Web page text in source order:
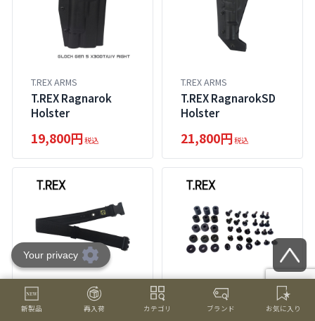
T.REX ARMS
T.REX Ragnarok
Holster
19,800円税込
T.REX ARMS
T.REX RagnarokSD
Holster
21,800円税込
T.REX ARMS
T.REX Thigh Strap
T.REX ARMS
T.REX Replacement
新製品 再入荷 カテゴリ ブランド お気に入り